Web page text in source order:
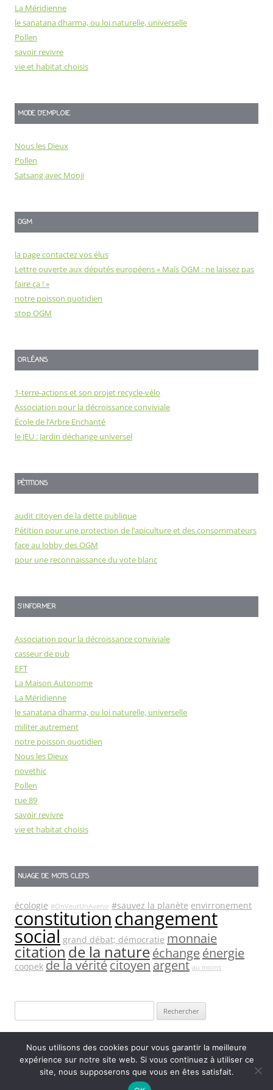
La Méridienne
le sanatana dharma, ou loi naturelle, universelle
Pollen
savoir revivre
vie et habitat choisis
MODE D'EMPLOIE
Nous les Dieux
Pollen
Satsang avec Mooji
OGM
la page contactez vos élus
Lettre ouverte aux députés européens « Maïs OGM : ne laissez pas
faire ça ! »
notre poisson quotidien
stop OGM
ORLÉANS
1-terre-actions et son projet recycle-vélo
Association pour la décroissance conviviale
École de l’Arbre Enchanté
le JEU : Jardin déchange universel
PÉTITIONS
audit citoyen de la dette publique
Pétition pour une protection de l’apiculture et des consommateurs
face au lobby des OGM
pour une reconnaissance du vote blanc
S'INFORMER
Association pour la décroissance conviviale
casseur de pub
EFT
La Maison Autonome
La Méridienne
le sanatana dharma, ou loi naturelle, universelle
militer autrement
notre poisson quotidien
Nous les Dieux
novethic
Pollen
rue 89
savoir revivre
vie et habitat choisis
NUAGE DE MOTS CLEFS
écologie #OnVeutUnAvenir #sauvez la planète envirronement
constitutionchangement
social grand débat; démocratie monnaie
citation de la natureéchangeénergie
coopek de la véritécitoyen argent au moins
Fièrement propulsé par WordPress
Nous utilisons des cookies pour vous garantir la meilleure
expérience sur notre site web. Si vous continuez à utiliser ce
site, nous supposerons que vous en êtes satisfait.